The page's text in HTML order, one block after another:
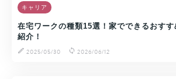
キャリア
在宅ワークの種類15選！家でできるおす
紹介！
2025/05/30
2026/06/12